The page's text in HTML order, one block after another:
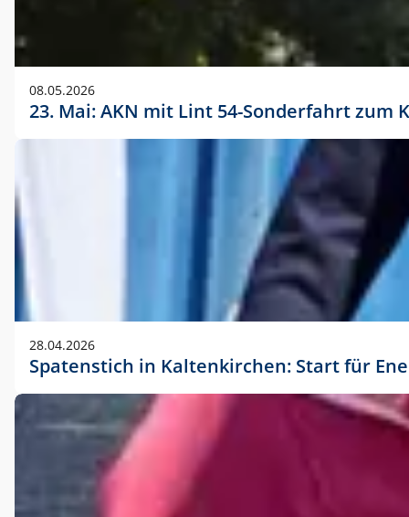
08.05.2026
23. Mai: AKN mit Lint 54-Sonderfahrt
28.04.2026
Spatenstich in Kaltenkirchen: Start für